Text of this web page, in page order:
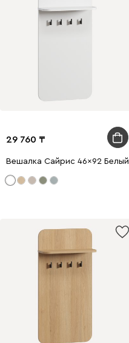
29 760
Вешалка Сайрис 46x92 Белый